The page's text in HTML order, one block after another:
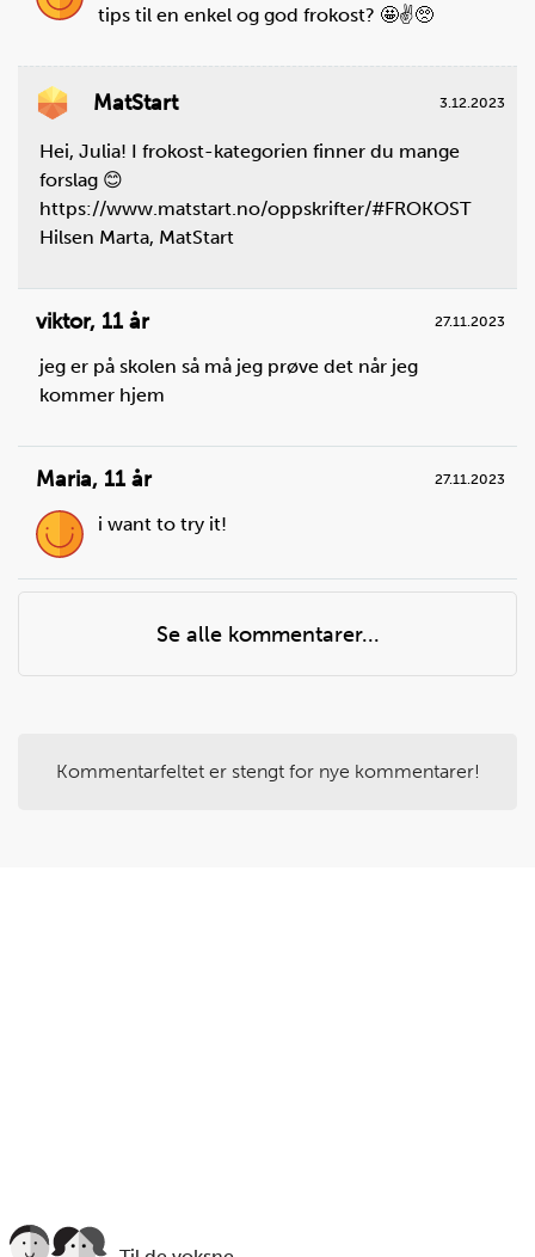
Skjær kålbladene i tynne strimler på tvers. Skjær
strimlene i mindre biter. Skjær litt av gangen og pass
tips til en enkel og god frokost? 🤩✌️🥺
MatStart 3.12.2023
Hei, Julia! I frokost-kategorien finner du mange
forslag 😊
https://www.matstart.no/oppskrifter/#FROKOST
Hilsen Marta, MatStart
viktor, 11 år 27.11.2023
jeg er på skolen så må jeg prøve det når jeg
kommer hjem
Maria, 11 år 27.11.2023
i want to try it!
Se alle kommentarer...
Kommentarfeltet er stengt for nye kommentarer!